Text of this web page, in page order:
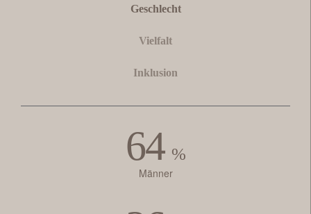
Geschlecht
Vielfalt
Inklusion
64 %
Männer